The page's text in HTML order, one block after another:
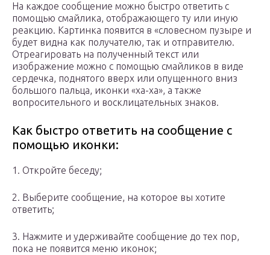
На каждое сообщение можно быстро ответить с
помощью смайлика, отображающего ту или иную
реакцию. Картинка появится в «словесном пузыре и
будет видна как получателю, так и отправителю.
Отреагировать на полученный текст или
изображение можно с помощью смайликов в виде
сердечка, поднятого вверх или опущенного вниз
большого пальца, иконки «ха-ха», а также
вопросительного и восклицательных знаков.
Как быстро ответить на сообщение с
помощью иконки:
1. Откройте беседу;
2. Выберите сообщение, на которое вы хотите
ответить;
3. Нажмите и удерживайте сообщение до тех пор,
пока не появится меню иконок;